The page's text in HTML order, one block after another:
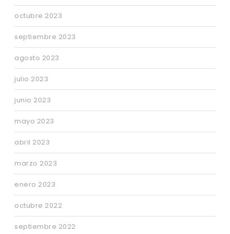
octubre 2023
septiembre 2023
agosto 2023
julio 2023
junio 2023
mayo 2023
abril 2023
marzo 2023
enero 2023
octubre 2022
septiembre 2022